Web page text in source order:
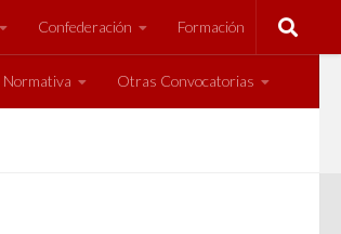
Confederación Formación
Normativa Otras Convocatorias